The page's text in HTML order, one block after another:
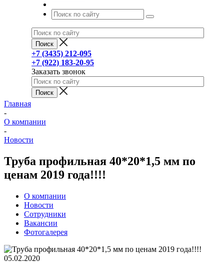
+7 (3435) 212-095
+7 (922) 183-20-95
Заказать звонок
Главная
-
О компании
-
Новости
Труба профильная 40*20*1,5 мм по
ценам 2019 года!!!!
О компании
Новости
Сотрудники
Вакансии
Фотогалерея
05.02.2020